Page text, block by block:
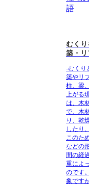
語
むく
築・
-むくり
築やリ
柱、梁
上がる
は、木
で、木
り、乾
したり
このた
などの
間の経
重によ
のです
象です